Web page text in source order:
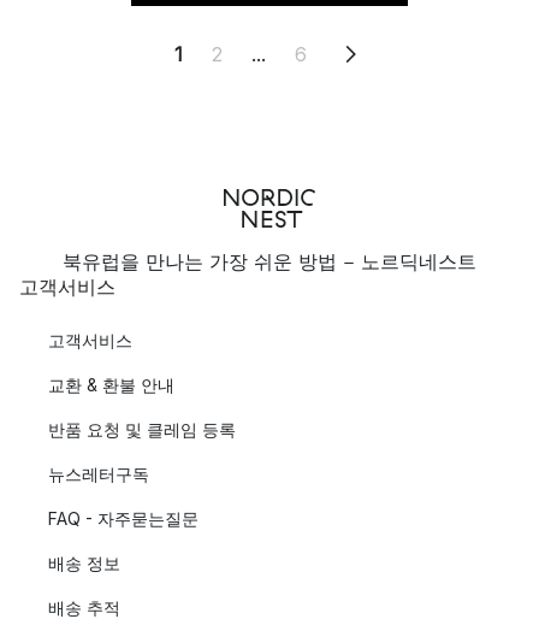
1 2 ... 6
북유럽을 만나는 가장 쉬운 방법 - 노르딕네스트
고객서비스
고객서비스
교환 & 환불 안내
반품 요청 및 클레임 등록
뉴스레터구독
FAQ - 자주묻는질문
배송 정보
배송 추적